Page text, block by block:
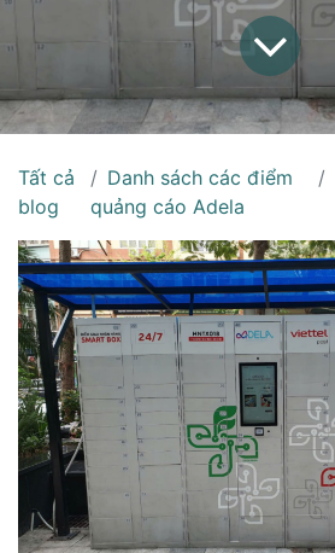
Tất cả
blog
Danh sách các điểm
quảng cáo Adela